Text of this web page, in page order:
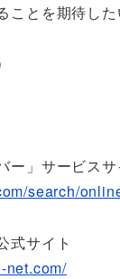
ことを期待した
ー」サービスサ
search/
式サイト
net.com/